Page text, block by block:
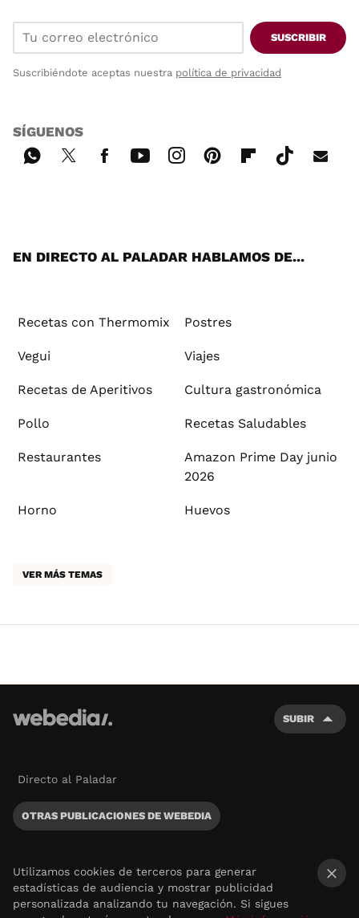
SUSCRIBIR
Suscribiéndote aceptas nuestra política de privacidad
SÍGUENOS
EN DIRECTO AL PALADAR HABLAMOS DE...
Recetas con Thermomix Postres
Vegui Viajes
Recetas de Aperitivos Cultura gastronómica
Pollo Recetas Saludables
Restaurantes
Amazon Prime Day junio
2026
Horno Huevos
VER MÁS TEMAS
SUBIR
Directo al Paladar
OTRAS PUBLICACIONES DE WEBEDIA
Utilizamos cookies de terceros para generar
estadísticas de audiencia y mostrar publicidad
personalizada analizando tu navegación. Si sigues